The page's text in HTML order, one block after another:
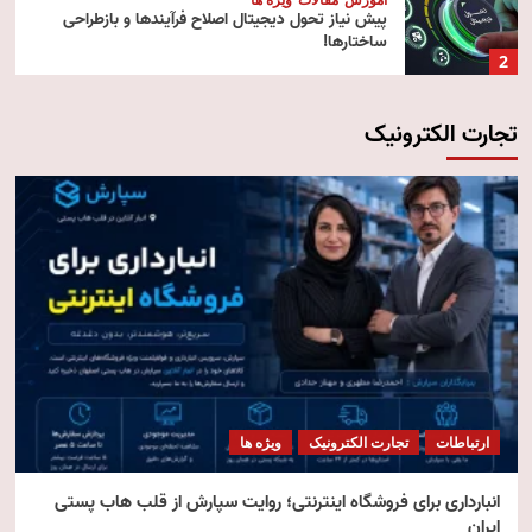
2
پیش‌ نیاز تحول دیجیتال اصلاح فرآیندها و بازطراحی
ساختارها!
3
آموزش
4
تکنولوژی مقالات ویژه ها
هوش مصنوعی استنتاجی
5
امنیت مقالات ویژه ها
امنیت فناوری اطلاعات
تجارت الکترونیک
ارتباطات تجارت الکترونیک ویژه ها
انبارداری برای فروشگاه اینترنتی؛ روایت سپارش از قلب هاب پستی